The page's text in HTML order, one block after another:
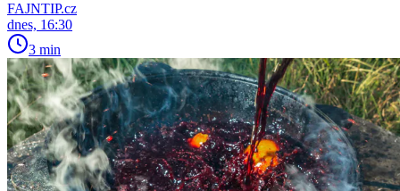
FAJNTIP.cz
dnes, 16:30
3 min